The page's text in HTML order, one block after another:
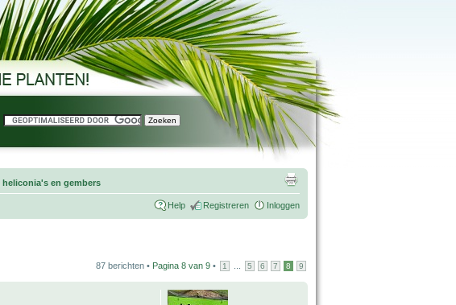
en gembers
Help Registreren Inloggen
87 berichten • Pagina 8 van 9 • 1 5 6 7 8 9